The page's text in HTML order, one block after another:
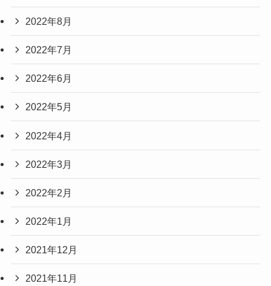
2022年8月
2022年7月
2022年6月
2022年5月
2022年4月
2022年3月
2022年2月
2022年1月
2021年12月
2021年11月